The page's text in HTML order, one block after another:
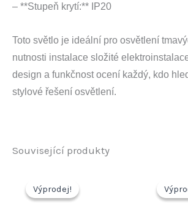
– **Stupeň krytí:** IP20
Toto světlo je ideální pro osvětlení
nutnosti instalace složité
design a funkčnost ocení každý, kdo
stylové řešení osvětlení.
Související produkty
Výprodej!
Výprodej!